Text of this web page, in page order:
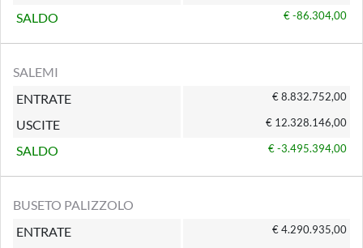
SALDO € -86.304,00
SALEMI
ENTRATE
€ 8.832.752,00
USCITE € 12.328.146,00
SALDO € -3.495.394,00
BUSETO PALIZZOLO
ENTRATE
€ 4.290.935,00